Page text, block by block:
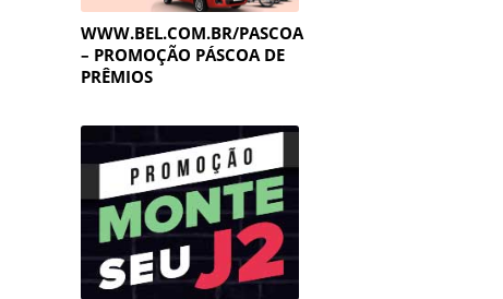
WWW.BEL.COM.BR/PASCOA
– PROMOÇÃO PÁSCOA DE
PRÊMIOS